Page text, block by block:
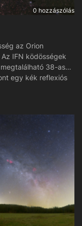
0 hozzászólás
az Orion
IFN ködösségek
38-as
egy kék reflexiós
ködösség
Délnyugattól
melyek védetté
45-40°
viszont most az
a szép
gyűjtök annyi fotót